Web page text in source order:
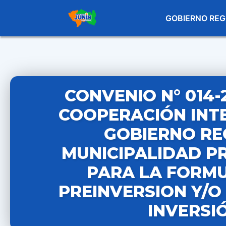
GOBIERNO
CONVENIO N°
COOPERACIÓN
GOBIERNO
MUNICIPALIDAD
PARA LA
PREINVERSION Y/